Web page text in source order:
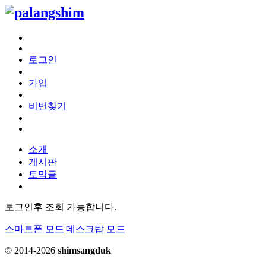
로그인
가입
비번찾기
소개
게시판
토막글
로그인후 조회 가능합니다.
스마트폰 모드|데스크탑 모드
© 2014-2026 shimsangduk